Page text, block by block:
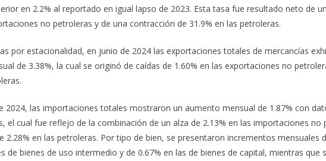
en 2.2% al reportado en igual lapso de 2023. Esta tasa fue resultado neto de
no petroleras y de una contracción de 31.9% en las petroleras.
por estacionalidad, en junio de 2024 las exportaciones totales de mercancías
de 3.38%, la cual se originó de caídas de 1.60% en las exportaciones no
2024, las importaciones totales mostraron un aumento mensual de 1.87% con
el cual fue reflejo de la combinación de un alza de 2.13% en las importaciones no
2.28% en las petroleras. Por tipo de bien, se presentaron incrementos mensuales
de bienes de uso intermedio y de 0.67% en las de bienes de capital, mientras que